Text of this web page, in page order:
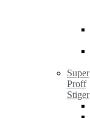
Super
Proff
Stiger